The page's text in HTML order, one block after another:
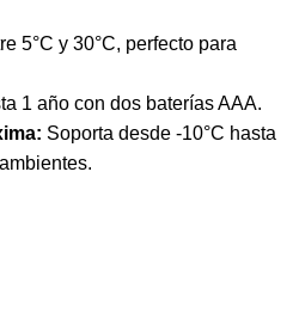
5°C y 30°C, perfecto para
1 año con dos baterías AAA.
Soporta desde -10°C hasta